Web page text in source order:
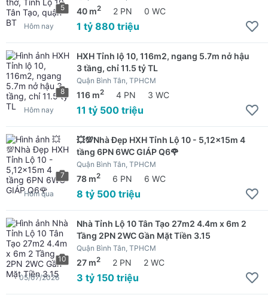
5 40 m2 2 PN 0 WC
1 tỷ 880 triệu
Hôm nay
8
HXH Tỉnh lộ 10, 116m2, ngang 5.7m nở hậu
3 tầng, chỉ 11.5 tỷ TL
Quận Bình Tân, TPHCM
116 m2 4 PN 3 WC
11 tỷ 500 triệu
Hôm nay
7
💥💯Nhà Đẹp HXH Tỉnh Lộ 10 - 5,12x15m 4
tầng 6PN 6WC GIÁP Q6🌹
Quận Bình Tân, TPHCM
78 m2 6 PN 6 WC
8 tỷ 500 triệu
Hôm qua
10
Nhà Tỉnh Lộ 10 Tân Tạo 27m2 4.4m x 6m 2
Tầng 2PN 2WC Gần Mặt Tiền 3.15
Quận Bình Tân, TPHCM
27 m2 2 PN 2 WC
3 tỷ 150 triệu
05/07/2026